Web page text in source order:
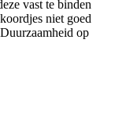
vast te binden
niet goed
op